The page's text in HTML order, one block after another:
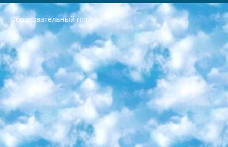
Образовательный портал
РЕСПУБЛИКА УЗБЕКИСТАН МИНИСТРЕРСТВО ДОШКОЛЬНОГО И ШКОЛЬНОГО ОБРАЗОВАНИЯ КОМАНДА в общеобразовательных учреждениях в 2023-2024 учебном году организация и проведение итоговой государственной аттестации обучающихся о Министра дошкольного и школьного образования Республики Узбекистан от 4 марта 2008 года (постановлением Минюста от 20 марта 2008 года № 1778 государственной регистрации) «Итоговое состояние учащихся общего среднего образования на основании положения об утверждении положения об аттестации общего среднего образования выпускной экзамен студентов в образовательных учреждениях в 2023-2024 учебном году В целях организации и прохождения аттестации приказываю: 1. Следующее: перечень предметов, по которым будет проводиться итоговая государственная аттестация и экзамен формы перевода согласно приложению 1; сертификаты международного образца, оценивающие уровень владения иностранными языками перечень согласно приложению 2; 2. Педагогический при специализированных образовательных учреждениях. научно-практический центр квалификации и международной оценки (Д.Давидова) 2024 г. До 25 марта: задания по предметам, по которым будет проводиться итоговая аттестация разработка и утверждение технических условий; итоговая аттестация на основании разработанного предметного задания разработка вопросов по предметам (устно и письменно), экзамен передача; общеобразовательные средние школы и специальные учебные заведения учащиеся выпускных классов школ и интернатов в агентской системе подготовка базы данных экзаменационных материалов и критериев оценки; перевод базы экзаменационных материалов на все языки обучения подать в Республиканский образовательный центр для изготовления; варианты экзаменов на основе разработанных контрольных материалов пусть будут поставлены задачи формирования. 3. Республиканский образовательный центр (Ш.Худайкулов) до 5 апреля 2024 года. до: база данных предоставленных экзаменационных материалов на все языки обучения перевод и экспертиза; для слепых, слабовидящих, глухих, слабослышащих и умственно отсталых детей учащиеся выпускных классов специализированных школ и школ-интернатов база данных экзаменационных материалов на всех преподаваемых языках подготовка критериев оценки; специализированные школы для умственно отсталых детей и технологии для учащихся выпускных классов школ-интернатов разработка соответствующих рекомендаций и критериев проведения ЕГЭ по естествознанию давать задания. 4. Педагогический при специализированных образовательных учреждениях. Научно-практический центр навыков и международной оценки (Д.Давидова), Республика образовательный центр (Худайкулов Ш.) итоговый государственный аттестационный экзамен ориентирован на творческое и логическое мышление при подготовке базы материалов учитывать введение заданий. 5. Следует отметить, что: сертификат государственного образца о знании общеобразовательного предмета и как минимум национальный уровень B1 по предметам на иностранных языках, указанным в Приложении 2. или международно признанный сертификат эквивалентного уровня студенты, изучающие определенный предмет, освобождаются от экзамена; по соответствующим предметам запланирована итоговая государственная аттестация за день до дня, путем жеребьевки Рабочей группой (в письменной форме по предметам, проводимым в форме) из числа сформированных вариантов выбрано 2 варианта; 2 выбранных варианта экзамена анонсированы на официальном сайте министерства и все выпускники по всей стране на основе этих вариантов проводит итоговую государственную аттестацию. 6. Государственное образование учащихся средних общеобразовательных учреждений. знания в соответствии с квалификационными требованиями, которые необходимо приобрести на основании стандартов итоговый (выпускной) контроль для 9 и 11 классов в целях тестирования Экзамены (далее – экзамены) состоят из предметов, перечисленных в приложении 1. будет сделано. 7. Экзамены пройдут с 26 мая по 15 июня 2024 г. (кроме науки физического воспитания). 8. Физическая для учащихся 9 классов общесредних образовательных учреждений. Экзамены по предмету «Образование, квалификация медицина» 1-6 мая 2024 года. сотрудники перевести под присмотр (с отклонениями в физическом или умственном развитии) специализированная школа для детей, школы-интернаты и со сколиозом школы-интернаты санаторного типа для больных детей исключены). 9. Он был слепым, слабовидящим и имел нарушения опорно-двигательного аппарата. экзамены в специализированных школах и интернатах для детей должны проводиться исходя из требований, предъявляемых к общеобразовательным учреждениям (физкультура кроме науки). 10. Специализированная школа для глухих и слабослышащих детей. и экзамены в интернатах и быть реализован в виде письменного теста по математике. 11. Специальность для умственно отсталых детей. Для 9 класса Родной язык и литературное письмо Государственный язык (язык обучения – узбекский). для неклассов) написано Математическое письмо Письменная/устная история Узбекистана Физическое воспитание практично Итоговый контроль Для 11 класса Написание родного языка и литературы (эссе) Математическое письмо Узбекский язык (обучение на узбекском языке) не посещающее общее среднее образование для учреждений)/Образовательное учреждение выбор письменный и устный Иностранный язык письменный/устный Письменная/устная история Узбекистана *По выбору студента:  Химия  Физика  Основы государственного права  География 10 бесплатных образовательных ресурсов - Мы составили подборку онлайн-проектов с интерактивными упражнениями, видеолекциями и статьями. Они помогут вам обрести новые и освежить старые знания бесплатно. 1. «ИНТУИТ» Старейшая образовательная площадка Рунета. Здесь вы найдёте сотни текстовых и видеокурсов на десятки различных тем — от программирования до психологии. Многие курсы подготовлены российскими университетами и крупными международными компаниями вроде Intel и Microsoft. Самостоятельное обучение бесплатное, но желающие могут оплатить услуги персональных наставников. 2. «Смартия» знакомит с актуальными профессиями и подсказывает, как им обучаться. Выбрав заинтересовавшую вас специальность — SMM-специалист, фотограф, веб-дизайнер или другую, — увидите список необходимых для неё умений. Чтобы вы могли освоить их самостоятельно, для каждого умения площадка отображает подборку ссылок на учебные материалы. Хотя «Смартия» ориентируется на русскоязычную аудиторию, часть контента всё же доступна только на английском. 3. «Лекторий Физтеха» Проект Московского физико-технического института (Физтеха). С его помощью вы можете смотреть онлайн серии лекций, записанные на видео в этом вузе. В числе доступных предметов — физика, биология, химия, информационные технологии и другие. К некоторым лекциям администрация ресурса прилагает готовые конспекты, которые можно скачивать в PDF-формате. 4. ITMOcourses Онлайн-площадка Санкт-Петербургского национального исследовательского университета информационных технологий, механики и оптики (ИТМО). Ресурс предоставляет свободный доступ к курсам, разработанным в этом вузе. Каталог материалов разбит на четыре категории: «Оптические системы и технологии», «Приборостроение и робототехника», «Информационные технологии» и «Биотехнологии». Курсы состоят из видеолекций, интерактивных демонстраций и заданий. 5. «КиберЛенинка» Электронная научная библиотека открытого доступа. Каталог площадки регулярно обрастает текстами статей из различных научных изданий. Сгруппированные по журналам и рубрикам публикации можно читать онлайн или скачивать целиком в PDF-формате. Проект нацелен на популяризацию науки за счёт открытого доступа к качественной информации. 6. «ПостНаука» На этом ресурсе публикуют подборки видеолекций, составленные экспертами из разных отраслей и объединённые общими темами. Среди них, к примеру, есть серии «Биоинформатика и геномика», «Культура средневековой Скандинавии» и Cinema Studies о теории кино. Каждая подборка лекций — логически связанная история, рассказанная экспертом от первого лица. Кроме того, на сайте появляются научно-образовательные статьи и тесты на разные темы. 7. «Newочём» Команда проекта «Newочём» отбирает самые интересные тексты из англоязычных СМИ и переводит те из них, за которые голосуют участники сообщества «ВКонтакте». По большей части это научно-популярные статьи. Редакторы придумывают лишь заголовки, в остальном содержание переводов соответствует оригиналам. Полные тексты можно читать прямо в социальной сети. 8. InternetUrok Онлайн-база материалов по основным дисциплинам школьной программы. Информация на сайте структурирована по классам, предметам и темам (урокам). Каждый урок состоит из видеолекций и конспектов. Есть также интерактивные тренажёры и тесты для закрепления пройденного материала. Даже если вы давно окончили школу, возможность повторить программу старших классов всегда может пригодиться. 9. Edutainme Ещё один ресурс об образовании. В отличие от Newtonew, как мне кажется, Edutainme больше ориентируется на представителей индустрии: педагогов, предпринимателей, разработчиков образовательных проектов. Но и любой, кто просто стремится к саморазвитию, найдёт на сайте много полезного и интересного для себя. Например, информацию о новых курсах и образовательных сервисах. 10. Newtonew Онлайн-медиа об образовании и обучении в широком смысле. Авторы Newtonew пишут об инструментах, заведениях, тактиках и стратегиях, которые помогают учить других и получать новые знания самостоятельно. На этой площадке вы найдёте новости, обзоры, аналитические мат